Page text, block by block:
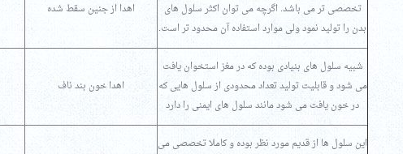
تخصصی تر می باشد. اگرچه می توان اکثر سلول های
بدن را تولید نمود ولی موارد استفاده آن محدود تر است.
اهدا از جنین سقط شده
شبیه سلول های بنیادی بوده که در مغز استخوان یافت
می شود و قابلیت تولید تعداد محدودی از سلول هایی که
در خون یافت می شود مانند سلول های ایمنی را دارد
اهدا خون بند ناف
این سلول ها از قدیم مورد نظر بوده و کاملا تخصصی می